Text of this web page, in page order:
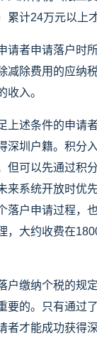
累计24万元以上
请者申请落户时
减除费用的应纳
收入。
上述条件的申请
深圳户籍。积分
但可以先通过积
来系统开放时优
落户申请过程，
，大约收费在
户缴纳个税的规
要的。只有通过
者才能成功获得深